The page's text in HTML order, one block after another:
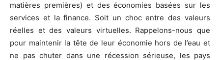
matières premières) et des économies basées sur les
services et la finance. Soit un choc entre des valeurs
réelles et des valeurs virtuelles. Rappelons-nous que
pour maintenir la tête de leur économie hors de l’eau et
ne pas chuter dans une récession sérieuse, les pays